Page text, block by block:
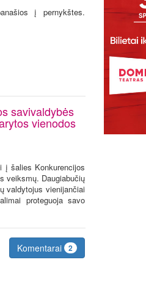
į pernykštes.
savivaldybės
vienodos
į šalies Konkurencijos
veiksmų. Daugiabučių
valdytojus vienijančiai
proteguoja savo
Komentarai 2